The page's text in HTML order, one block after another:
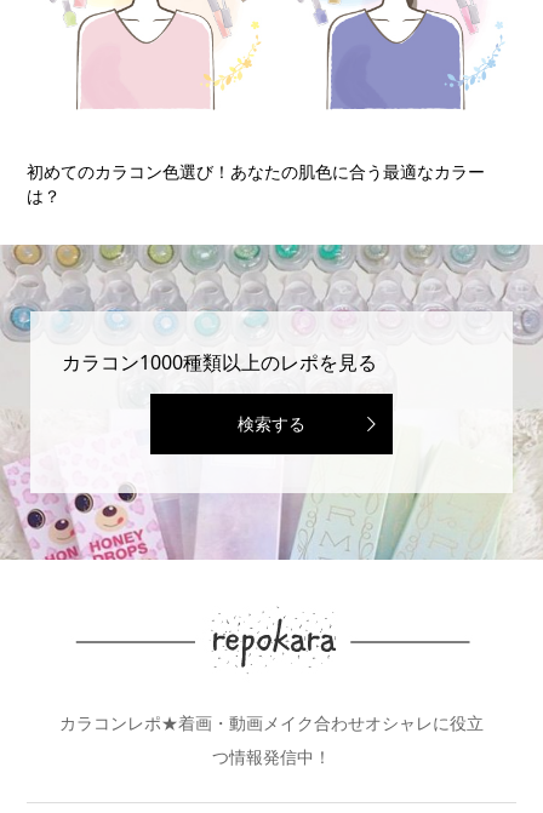
初めてのカラコン色選び！あなたの肌色に合う最適なカラー
は？
カラコン1000種類以上のレポを見る
検索する
カラコンレポ★着画・動画メイク合わせオシャレに役立
つ情報発信中！